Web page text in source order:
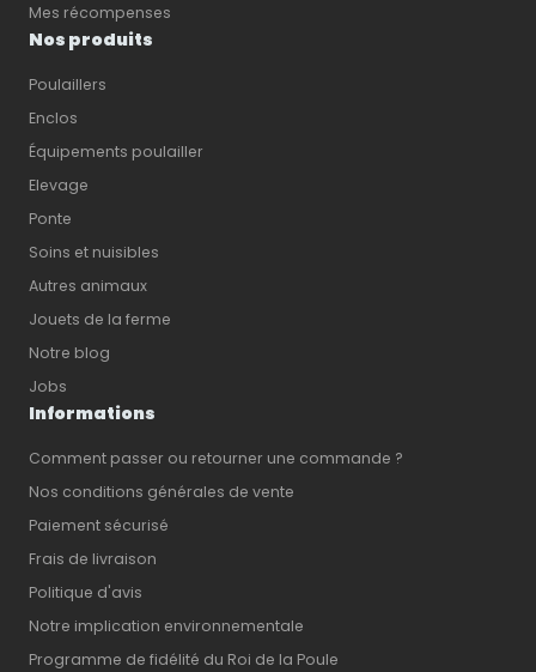
Mes récompenses
Nos produits
Poulaillers
Enclos
Équipements poulailler
Elevage
Ponte
Soins et nuisibles
Autres animaux
Jouets de la ferme
Notre blog
Jobs
Informations
Comment passer ou retourner une commande ?
Nos conditions générales de vente
Paiement sécurisé
Frais de livraison
Politique d'avis
Notre implication environnementale
Programme de fidélité du Roi de la Poule